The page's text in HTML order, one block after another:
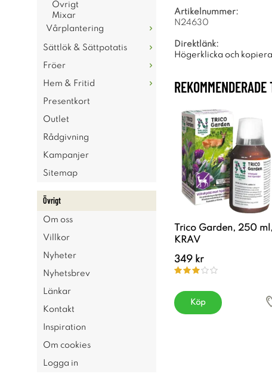
Övrigt
Mixar
Vårplantering
Sättlök & Sättpotatis
Fröer
Hem & Fritid
Presentkort
Outlet
Rådgivning
Kampanjer
Sitemap
Övrigt
Om oss
Villkor
Nyheter
Nyhetsbrev
Länkar
Kontakt
Inspiration
Om cookies
Logga in
Artikelnummer:
N24630
Direktlänk:
Högerklicka och
Trico Garden, 250 ml,
KRAV
349 kr
Köp